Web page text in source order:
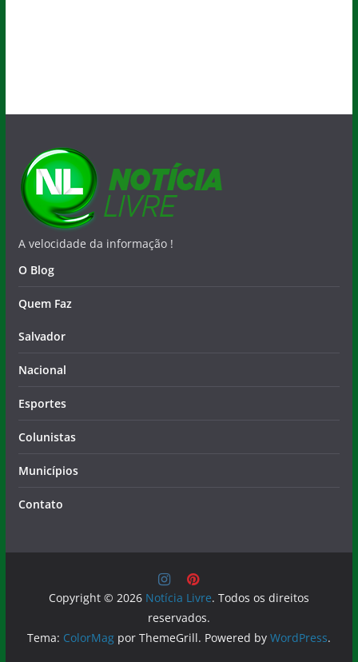
A velocidade da informação !
O Blog
Quem Faz
Salvador
Nacional
Esportes
Colunistas
Municípios
Contato
Copyright © 2026 Notícia Livre. Todos os direitos
reservados.
Tema: ColorMagpor ThemeGrill. Powered by WordPress.